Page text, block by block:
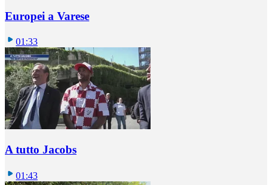
Europei a Varese
01:33
A tutto Jacobs
01:43